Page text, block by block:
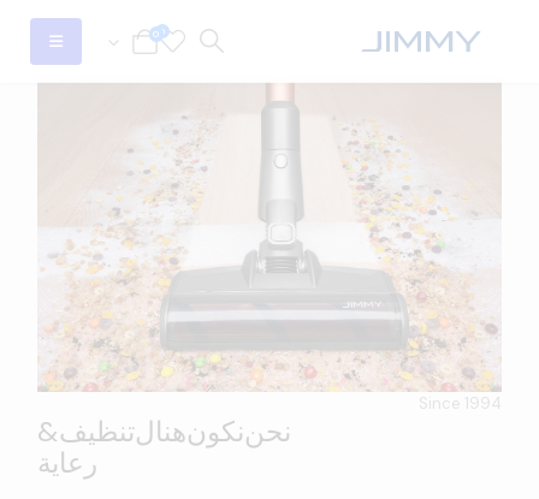
0
0
Since 1994
نحننكونهنالتنظيف&
رعاية